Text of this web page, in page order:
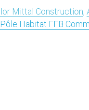
Mittal Construction,
Pôle Habitat FFB